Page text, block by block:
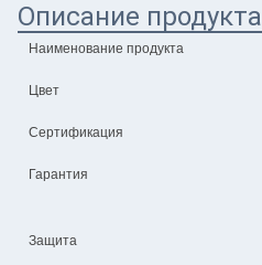
Описание продукта
Наименование продукта
Цвет
Сертификация
Гарантия
Защита